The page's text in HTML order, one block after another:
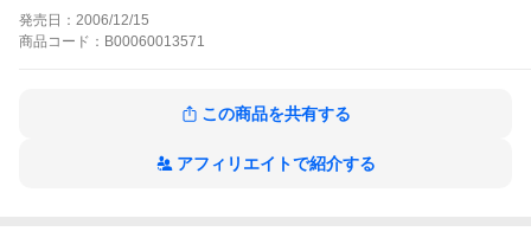
発売日： 2006/12/15
商品 コード： B00060013571
この商品を共有する
アフィリエイトで紹介する